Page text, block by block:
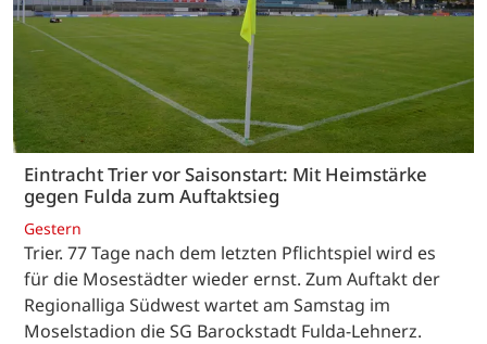
Eintracht Trier vor Saisonstart: Mit Heimstärke
gegen Fulda zum Auftaktsieg
Gestern
Trier. 77 Tage nach dem letzten Pflichtspiel wird es
für die Mosestädter wieder ernst. Zum Auftakt der
Regionalliga Südwest wartet am Samstag im
Moselstadion die SG Barockstadt Fulda-Lehnerz.